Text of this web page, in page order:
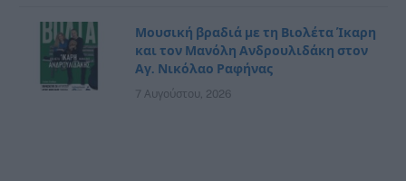
Μουσική βραδιά με τη Βιολέτα Ίκαρη
και τον Μανόλη Ανδρουλιδάκη στον
Αγ. Νικόλαο Ραφήνας
7 Αυγούστου, 2026